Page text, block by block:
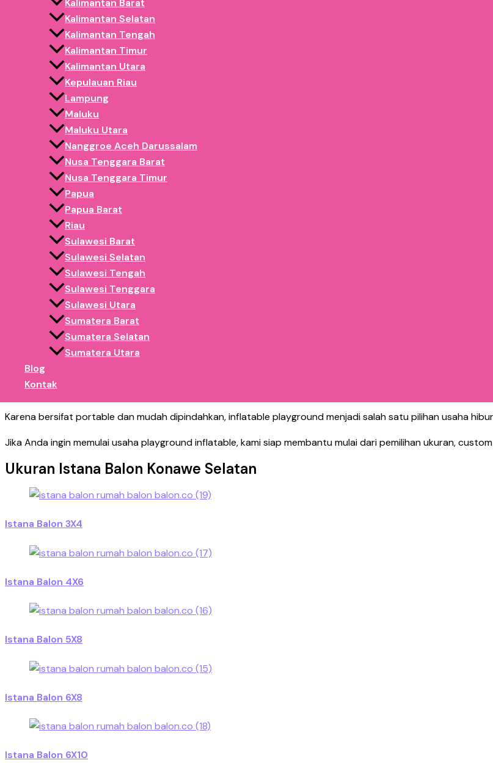
Kalimantan Barat
Kalimantan Selatan
Kalimantan Tengah
Kalimantan Timur
Kalimantan Utara
Kepulauan Riau
Lampung
Maluku
Maluku Utara
Nanggroe Aceh Darussalam
Nusa Tenggara Barat
Nusa Tenggara Timur
Papua
Papua Barat
Riau
Sulawesi Barat
Sulawesi Selatan
Sulawesi Tengah
Sulawesi Tenggara
Sulawesi Utara
Sumatera Barat
Sumatera Selatan
Sumatera Utara
Blog
Kontak
Produksi Playground Inflatable Custom
Selain ukuran standar, pelanggan juga dapat melakukan custom desain sesuai konsep usaha atau target
lebih mencolok agar mudah menarik perhatian pengunjung di area ramai seperti car free day.
Custom dapat meliputi:
Ukuran istana balon
Tema visual
Tema karakter
Logo rental
Tambahan slide
Dengan tampilan playground yang mencolok, usaha rental inflatable memiliki peluang untuk lebih mudah
Cocok untuk Berbagai Event & Keramaian
Istana balon sangat cocok digunakan di berbagai lokasi keramaian seperti:
Area olahraga pagi
Alun-alun kota
event hiburan malam
Acara sekolah
Festival UMKM
Karena bersifat portable dan mudah dipindahkan, inflatable playground menjadi salah satu pilihan usaha
Jika Anda ingin memulai usaha playground inflatable, kami siap membantu mulai dari pemilihan ukuran,
Ukuran Istana Balon Konawe Selatan
Istana Balon 3X4
Istana Balon 4X6
Istana Balon 5X8
Istana Balon 6X8
Istana Balon 6X10